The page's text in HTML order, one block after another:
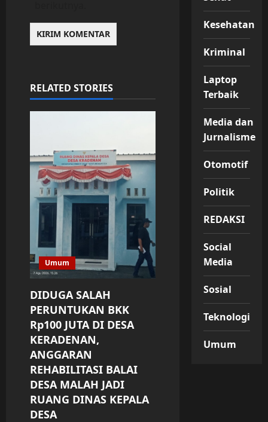
RELATED STORIES
Umum
DIDUGA SALAH
PERUNTUKAN BKK
Rp100 JUTA DI DESA
KERADENAN,
ANGGARAN
REHABILITASI BALAI
DESA MALAH JADI
RUANG DINAS KEPALA
DESA
Kesehatan
Kriminal
Laptop
Terbaik
Media dan
Jurnalisme
Otomotif
Politik
REDAKSI
Social
Media
Sosial
Teknologi
Umum